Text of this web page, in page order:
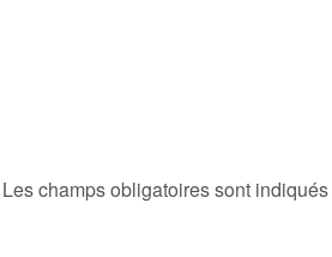
Les champs obligatoires sont indiqués